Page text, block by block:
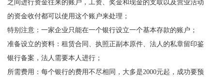
之间进行资金往来的账户，工资、奖金和现金的支取以及营业活动
的资金收付都可以使用这个账户来处理；
特别注意：一家企业只能在一个银行设立一个基本存款的账户；
准备设立的资料：租赁合同、执照正副本原件、法人的私章留印鉴
银行备案，法人需要本人进行；
所需费用：每个银行的费用不尽相同，大多是2000元起，成功要预